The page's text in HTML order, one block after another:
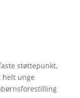
støttepunkt,
helt unge